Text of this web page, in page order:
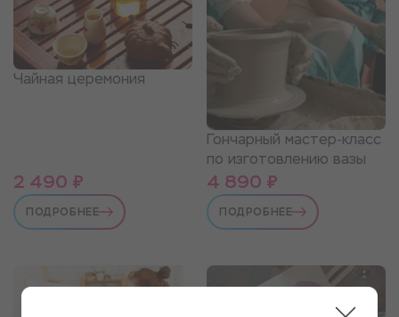
Чайная церемония
2 490 ₽
ПОДРОБНЕЕ
Гончарный мастер-класс
по изготовлению вазы
4 890 ₽
ПОДРОБНЕЕ